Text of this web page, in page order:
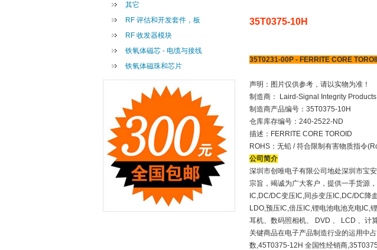
其它
RF 评估和开发套件，板
RF 收发器模块
铁氧体磁芯 - 电缆与接线
铁氧体磁珠和芯片
35T0375-10H
35T0231-00P - FERRITE CORE
声明：图片仅供参考，请以实物为准！
制造商： Laird-Signal Integrity Products
制造商产品编号：35T0375-10H
仓库库存编号：240-2522-ND
描述：FERRITE CORE TOROID
ROHS：无铅 / 符合限制有害物质指令
公司简介
深圳市创唯电子有限公司地处深圳市宝
宗旨，竭诚为广大客户，提供一手货源
IC,DC/DC变压 IC,同歩变压 IC,DC/DC降
LDO,预压 IC,倍压 IC,锂电池电池充电 IC,
耳机、数码照相机、
DVD 、 LCD 、计
关键商品在电子产品制造行业的运用中
数,45T0375-12H 全国性经销商